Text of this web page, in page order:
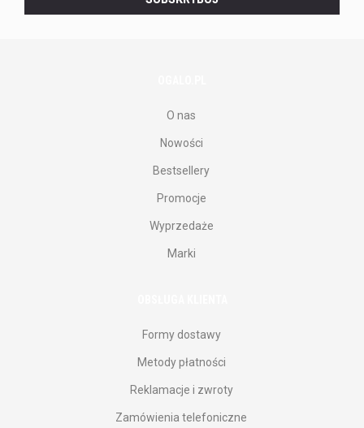
newslettera.
O nas
Nowości
Bestsellery
Promocje
Wyprzedaże
Marki
Formy dostawy
Metody płatności
Reklamacje i zwroty
Zamówienia telefoniczne